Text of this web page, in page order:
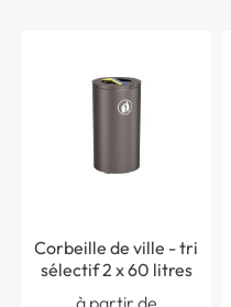
Corbeille de ville - tri
sélectif 2 x 60 litres